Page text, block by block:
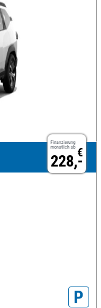
Finanzierung
monatlich ab €
228,-
P